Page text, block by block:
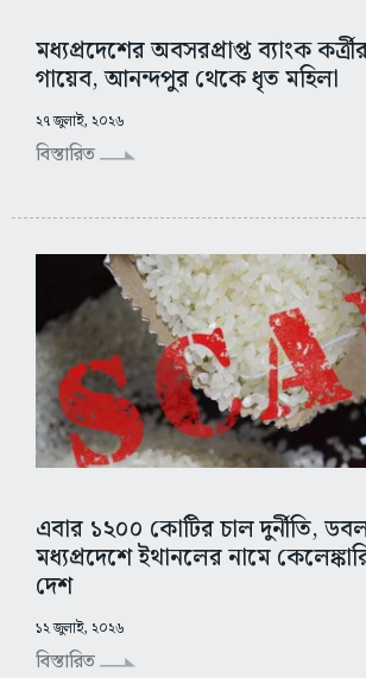
মধ্যপ্রদেশের অবসরপ্রাপ্ত ব্যাংক
গায়েব, আনন্দপুর থেকে ধৃত মহিলা
২৭ জুলাই, ২০২৬
বিস্তারিত
এবার ১২০০ কোটির চাল দুর্নীতি,
মধ্যপ্রদেশে ইথানলের নামে
দেশ
১২ জুলাই, ২০২৬
বিস্তারিত